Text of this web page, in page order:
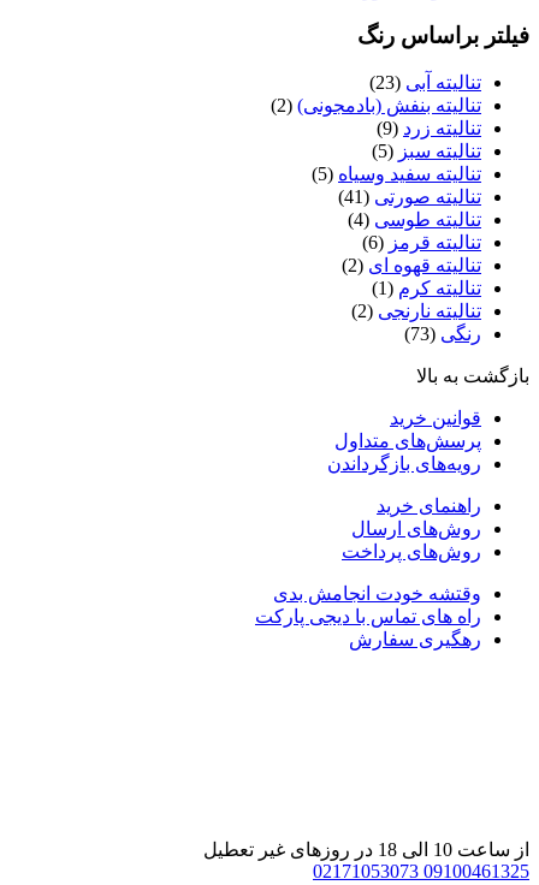
فیلتر براساس رنگ
تنالیته آبی (23)
تنالیته بنفش (بادمجونی) (2)
تنالیته زرد (9)
تنالیته سبز (5)
تنالیته سفید وسیاه (5)
تنالیته صورتی (41)
تنالیته طوسی (4)
تنالیته قرمز (6)
تنالیته قهوه ای (2)
تنالیته کرم (1)
تنالیته نارنجی (2)
رنگی (73)
بازگشت به بالا
قوانین خرید
پرسش‌های متداول
رویه‌های بازگرداندن
راهنمای خرید
روش‌های ارسال
روش‌های پرداخت
وقتشه خودت انجامش بدی
راه های تماس با دیجی پارکت
رهگیری سفارش
از ساعت 10 الی 18 در روزهای غیر تعطیل
09100461325
02171053073